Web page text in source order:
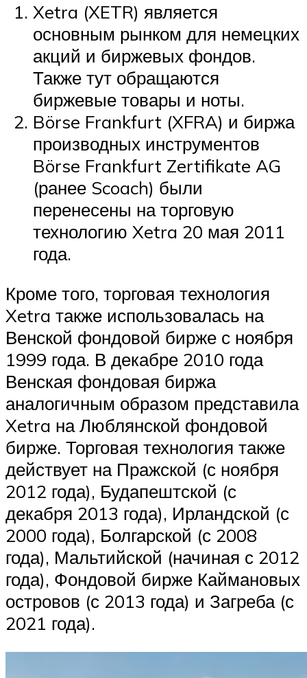
Xetra (XETR) является
основным рынком для немецких
акций и биржевых фондов.
Также тут обращаются
биржевые товары и ноты.
Börse Frankfurt (XFRA) и биржа
производных инструментов
Börse Frankfurt Zertifikate AG
(ранее Scoach) были
перенесены на торговую
технологию Xetra 20 мая 2011
года.
Кроме того, торговая технология
Xetra также использовалась на
Венской фондовой бирже с ноября
1999 года. В декабре 2010 года
Венская фондовая биржа
аналогичным образом представила
Xetra на Люблянской фондовой
бирже. Торговая технология также
действует на Пражской (с ноября
2012 года), Будапештской (с
декабря 2013 года), Ирландской (с
2000 года), Болгарской (с 2008
года), Мальтийской (начиная с 2012
года), Фондовой бирже Каймановых
островов (с 2013 года) и Загреба (с
2021 года).